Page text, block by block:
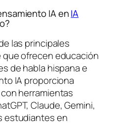
IA enIA
las principales
ofrecen educación
de habla hispana e
IA proporciona
herramientas
Claude, Gemini,
estudiantes en